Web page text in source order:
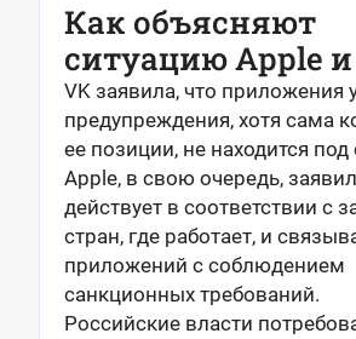
Как объясняют
ситуацию Apple
VK заявила, что приложения
предупреждения, хотя сама
ее позиции, не находится
Apple, в свою очередь,
действует в соответствии с
стран, где работает, и
приложений с соблюдением
санкционных требований.
Российские власти